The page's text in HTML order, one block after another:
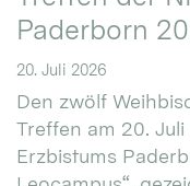
Paderborn
20. Juli 2026
Den zwölf
Treffen am 20.
Erzbistums